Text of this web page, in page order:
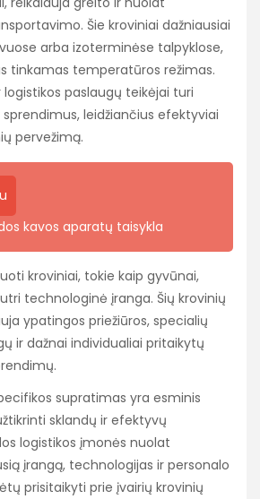
Šie kroviniai dažniausiai
arba izoterminėse talpyklose,
tinkamas temperatūros režimas.
logistikos paslaugų teikėjai turi
leidžiančius efektyviai
pervežimą.
kavos aparatų taisykla
kroviniai, tokie kaip gyvūnai,
technologinė įranga. Šių krovinių
ypatingos priežiūros, specialių
ir dažnai individualiai pritaikytų
supratimas yra esminis
sklandų ir efektyvų
logistikos įmonės nuolat
įrangą, technologijas ir personalo
prisitaikyti prie įvairių krovinių